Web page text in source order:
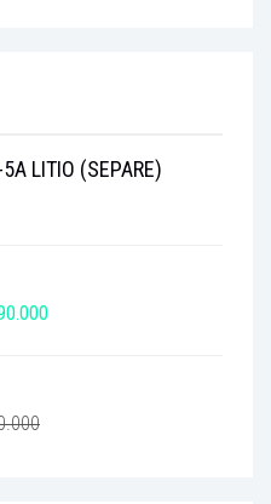
LITIO (SEPARE)
EL
EL